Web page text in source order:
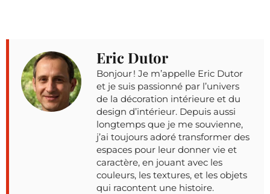
Eric Dutor
Bonjour ! Je m’appelle Eric Dutor
et je suis passionné par l’univers
de la décoration intérieure et du
design d’intérieur. Depuis aussi
longtemps que je me souvienne,
j’ai toujours adoré transformer des
espaces pour leur donner vie et
caractère, en jouant avec les
couleurs, les textures, et les objets
qui racontent une histoire.